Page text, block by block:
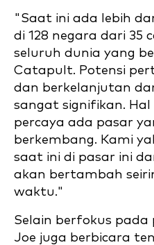
"Saat ini ada lebih
di 128 negara dari 35
seluruh dunia yang
Catapult. Potensi
dan berkelanjutan
sangat signifikan.
percaya ada pasar
berkembang. Kami
saat ini di pasar ini
akan bertambah
waktu."
Selain berfokus
Joe juga berbicara